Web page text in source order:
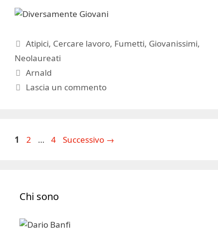
Categorie
Atipici, Cercare lavoro, Fumetti, Giovanissimi,
Neolaureati
Tag
Arnald
Lascia un commento
Pagina
1 Pagina
2 … Pagina
4 Successivo →
Chi sono